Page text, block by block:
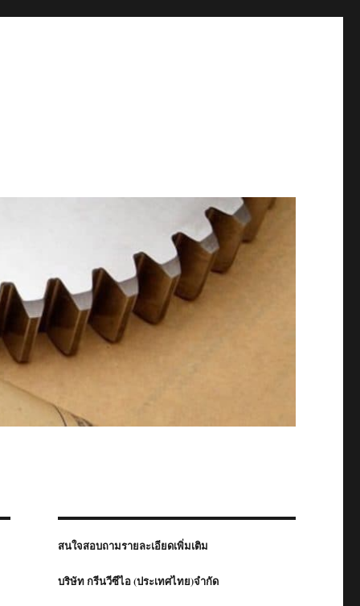
สนใจสอบถามรายละเอียดเพิ่มเติม
บริษัท กรีนวีซีไอ (ประเทศไทย)จำกัด